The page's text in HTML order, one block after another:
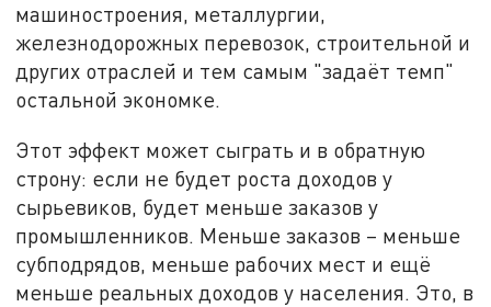
машиностроения, металлургии,
железнодорожных перевозок, строительной и
других отраслей и тем самым "задаёт темп"
остальной экономке.
Этот эффект может сыграть и в обратную
строну: если не будет роста доходов у
сырьевиков, будет меньше заказов у
промышленников. Меньше заказов – меньше
субподрядов, меньше рабочих мест и ещё
меньше реальных доходов у населения. Это, в